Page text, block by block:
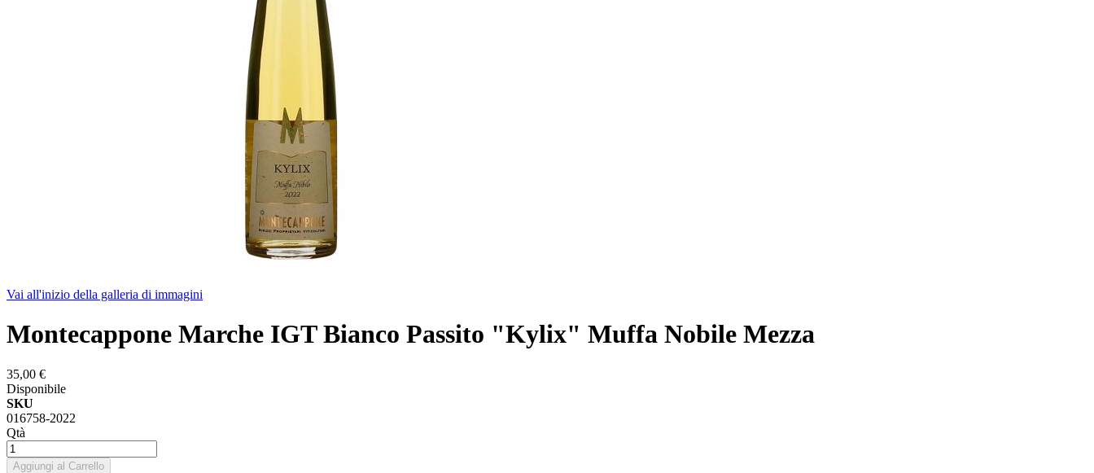
Vai all'inizio della galleria di immagini
Montecappone Marche IGT Bianco Passito "Kylix" Muffa Nobile Mezza
35,00 €
Disponibile
SKU
016758-2022
Qtà
Aggiungi al Carrello